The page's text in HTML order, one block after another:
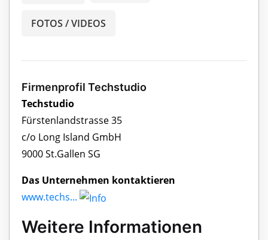
FOTOS / VIDEOS
Firmenprofil Techstudio
Techstudio
Fürstenlandstrasse 35
c/o Long Island GmbH
9000 St.Gallen SG
Das Unternehmen kontaktieren
www.techs...
Weitere Informationen